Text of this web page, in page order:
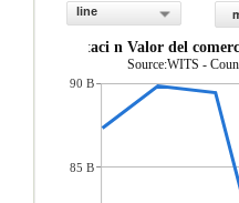
line
importaci n Valor del
Source:WITS -
90 B
85 B